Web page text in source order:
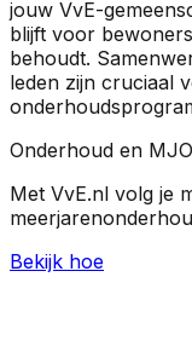
jouw VvE-
blijft voor
behoudt.
leden zijn cruciaal
Onderhoud en
Met VvE.nl volg je
Bekijk hoe